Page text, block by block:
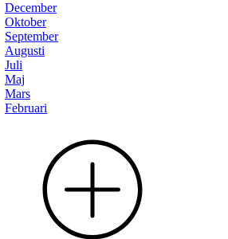
December
Oktober
September
Augusti
Juli
Maj
Mars
Februari